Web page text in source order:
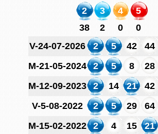
2 3 4
5
38
2 0
0
V-24-07-2026
2 5 42 44
M-21-05-2024
2 5 8 28
M-12-09-2023
2 14 21 42
V-5-08-2022
2 5 29 64
M-15-02-2022
2 4 15 21